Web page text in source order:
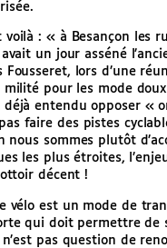
voilà : « à Besançon les
un jour asséné
Fousseret, lors d’une
milité pour les mode doux
déjà entendu opposer «
faire des pistes
nous sommes plutôt
les plus étroites,
décent !
vélo est un mode de
qui doit permettre de
pas question de